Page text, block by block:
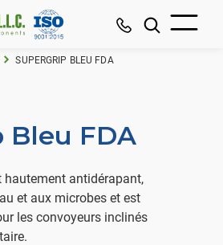
SUPERGRIP BLEU FDA
Bleu FDA
hautement antidérapant,
et aux microbes et est
les convoyeurs inclinés